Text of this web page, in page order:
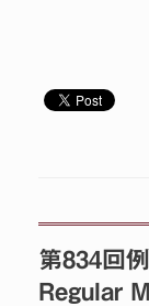
第834回
Regular